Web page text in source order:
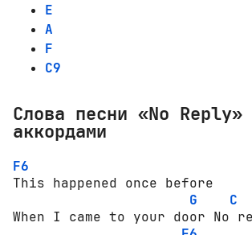
E
A
F
C9
Слова песни «No Reply»
аккордами
F6
This happened once before
G
C
When I came to your door No